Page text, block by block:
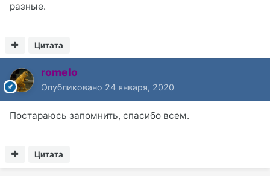
разные.
Цитата
romelo
Опубликовано 24 января, 2020
Постараюсь запомнить, спасибо всем.
Цитата